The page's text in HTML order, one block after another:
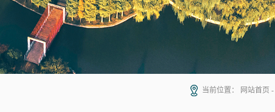
当前位置： 网站首页 -